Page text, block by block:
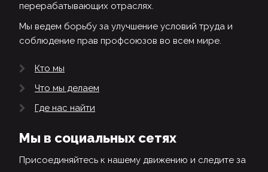
перерабатывающих отраслях.
Мы ведем борьбу за улучшение условий труда и
соблюдение прав профсоюзов во всем мире.
Кто мы
Что мы делаем
Где нас найти
Мы в социальных сетях
Присоединяйтесь к нашему движению и следите за